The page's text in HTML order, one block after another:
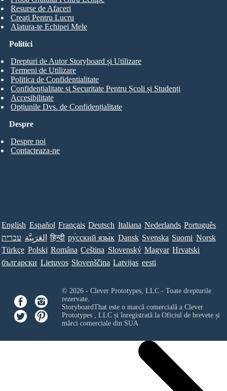
Resurse de Afaceri
Creați Pentru Lucru
Alatura-te Echipei Mele
Despre
Despre noi
Contacteaza-ne
Politici
Drepturi de Autor Storyboard și Utilizare
Termeni de Utilizare
Politica de Confidentialitate
Confidențialitate și Securitate Pentru Școli și Studenți
Accesibilitate
Opțiunile Dvs. de Confidențialitate
English Español Français Deutsch Italiana Nederlands Português
עברית العَرَبِيَّة हिन्दी ру́сский язы́к Dansk Svenska Suomi Norsk
Türkçe Polski Româna Ceština Slovenský Magyar Hrvatski
български Lietuvos Slovenščina Latvijas eesti
© 2026 - Clever Prototypes, LLC - Toate drepturile
rezervate.
StoryboardThat este o marcă comercială a Clever
Prototypes , LLCși înregistrată la Oficiul de brevete și
mărci comerciale din SUA